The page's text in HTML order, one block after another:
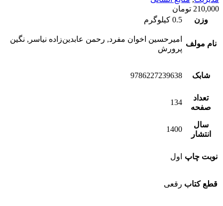
210,000 تومان
وزن
0.5 کیلوگرم
نام مولف
امیرحسین اخوان مفرد, رحمن عابدین‌زاده نیاسر, نگین
پرورش
شابک 9786227239638
تعداد
صفحه
134
سال
انتشار
1400
نوبت چاپ اول
قطع کتاب رقعی